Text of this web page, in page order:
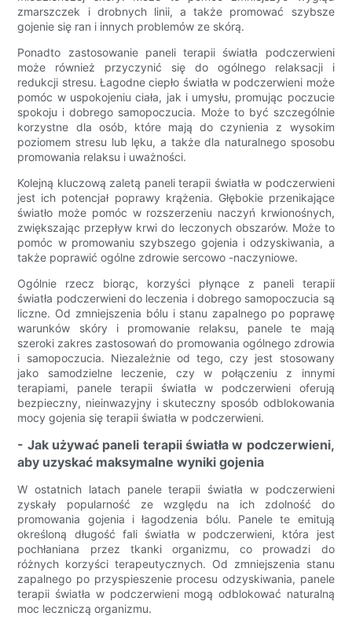
zmarszczek i drobnych linii, a także promować szybsze
gojenie się ran i innych problemów ze skórą.
Ponadto zastosowanie paneli terapii światła podczerwieni
może również przyczynić się do ogólnego relaksacji i
redukcji stresu. Łagodne ciepło światła w podczerwieni może
pomóc w uspokojeniu ciała, jak i umysłu, promując poczucie
spokoju i dobrego samopoczucia. Może to być szczególnie
korzystne dla osób, które mają do czynienia z wysokim
poziomem stresu lub lęku, a także dla naturalnego sposobu
promowania relaksu i uważności.
Kolejną kluczową zaletą paneli terapii światła w podczerwieni
jest ich potencjał poprawy krążenia. Głębokie przenikające
światło może pomóc w rozszerzeniu naczyń krwionośnych,
zwiększając przepływ krwi do leczonych obszarów. Może to
pomóc w promowaniu szybszego gojenia i odzyskiwania, a
także poprawić ogólne zdrowie sercowo -naczyniowe.
Ogólnie rzecz biorąc, korzyści płynące z paneli terapii
światła podczerwieni do leczenia i dobrego samopoczucia są
liczne. Od zmniejszenia bólu i stanu zapalnego po poprawę
warunków skóry i promowanie relaksu, panele te mają
szeroki zakres zastosowań do promowania ogólnego zdrowia
i samopoczucia. Niezależnie od tego, czy jest stosowany
jako samodzielne leczenie, czy w połączeniu z innymi
terapiami, panele terapii światła w podczerwieni oferują
bezpieczny, nieinwazyjny i skuteczny sposób odblokowania
mocy gojenia się terapii światła w podczerwieni.
- Jak używać paneli terapii światła w podczerwieni,
aby uzyskać maksymalne wyniki gojenia
W ostatnich latach panele terapii światła w podczerwieni
zyskały popularność ze względu na ich zdolność do
promowania gojenia i łagodzenia bólu. Panele te emitują
określoną długość fali światła w podczerwieni, która jest
pochłaniana przez tkanki organizmu, co prowadzi do
różnych korzyści terapeutycznych. Od zmniejszenia stanu
zapalnego po przyspieszenie procesu odzyskiwania, panele
terapii światła w podczerwieni mogą odblokować naturalną
moc leczniczą organizmu.